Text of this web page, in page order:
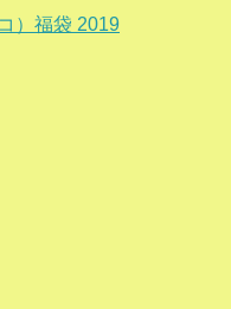
）福袋 2019